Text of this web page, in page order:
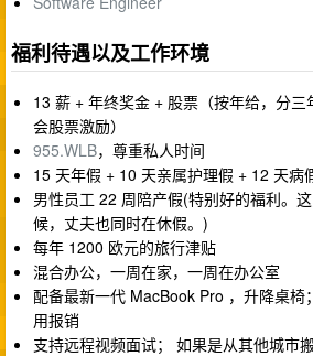
福利待遇以及工作环境
13 薪 + 年终奖金 + 股票（按年给，分
会股票激励）
955.WLB，尊重私人时间
15 天年假 + 10 天亲属护理假 + 12 天病
男性员工 22 周陪产假(特别好的福利。
候，丈夫也同时在休假。)
每年 1200 欧元的旅行津贴
混合办公，一周在家，一周在办公室
配备最新一代 MacBook Pro ，升降桌椅
用报销
支持远程视频面试； 如果是从其他城市